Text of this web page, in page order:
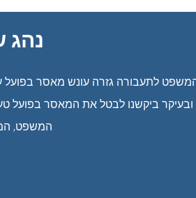
נהג
לתעבורה גזרה עונש מאסר בפועל
המשפט, המחוזי בהרכב של 3